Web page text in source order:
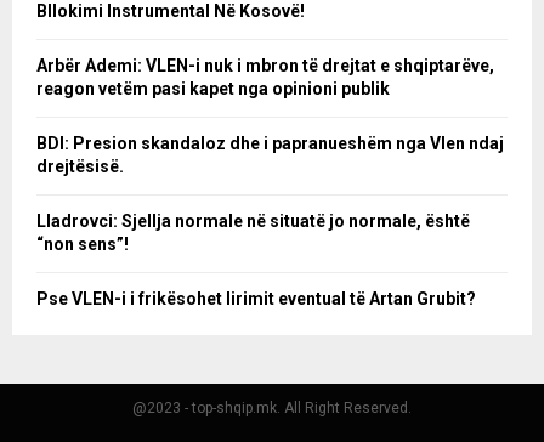
Bllokimi Instrumental Në Kosovë!
Arbër Ademi: VLEN-i nuk i mbron të drejtat e shqiptarëve,
reagon vetëm pasi kapet nga opinioni publik
BDI: Presion skandaloz dhe i papranueshëm nga Vlen ndaj
drejtësisë.
Lladrovci: Sjellja normale në situatë jo normale, është
“non sens”!
Pse VLEN-i i frikësohet lirimit eventual të Artan Grubit?
@2023 - top-shqip.mk. All Right Reserved.